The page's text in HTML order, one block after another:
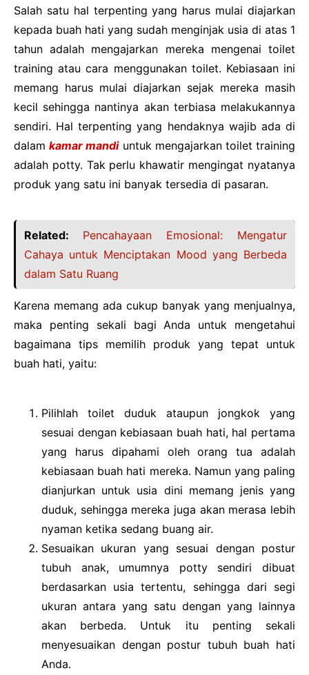
Salah satu hal terpenting yang harus mulai diajarkan
kepada buah hati yang sudah menginjak usia di atas 1
tahun adalah mengajarkan mereka mengenai toilet
training atau cara menggunakan toilet. Kebiasaan ini
memang harus mulai diajarkan sejak mereka masih
kecil sehingga nantinya akan terbiasa melakukannya
sendiri. Hal terpenting yang hendaknya wajib ada di
dalamkamar mandiuntuk mengajarkan toilet training
adalah potty. Tak perlu khawatir mengingat nyatanya
produk yang satu ini banyak tersedia di pasaran.
Related: Pencahayaan Emosional: Mengatur
Cahaya untuk Menciptakan Mood yang Berbeda
dalam Satu Ruang
Karena memang ada cukup banyak yang menjualnya,
maka penting sekali bagi Anda untuk mengetahui
bagaimana tips memilih produk yang tepat untuk
buah hati, yaitu:
Pilihlah toilet duduk ataupun jongkok yang
sesuai dengan kebiasaan buah hati, hal pertama
yang harus dipahami oleh orang tua adalah
kebiasaan buah hati mereka. Namun yang paling
dianjurkan untuk usia dini memang jenis yang
duduk, sehingga mereka juga akan merasa lebih
nyaman ketika sedang buang air.
Sesuaikan ukuran yang sesuai dengan postur
tubuh anak, umumnya potty sendiri dibuat
berdasarkan usia tertentu, sehingga dari segi
ukuran antara yang satu dengan yang lainnya
akan berbeda. Untuk itu penting sekali
menyesuaikan dengan postur tubuh buah hati
Anda.